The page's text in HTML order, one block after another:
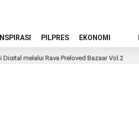
INSPIRASI PILPRES EKONOMI
melalui Raya Preloved Bazaar Vol.2